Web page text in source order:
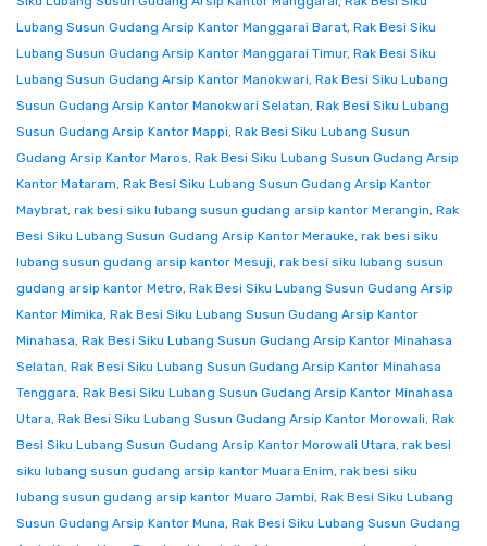
Lubang Susun Gudang Arsip Kantor Manggarai Barat, Rak Besi Siku
Lubang Susun Gudang Arsip Kantor Manggarai Timur, Rak Besi Siku
Lubang Susun Gudang Arsip Kantor Manokwari, Rak Besi Siku Lubang
Susun Gudang Arsip Kantor Manokwari Selatan, Rak Besi Siku Lubang
Susun Gudang Arsip Kantor Mappi, Rak Besi Siku Lubang Susun
Gudang Arsip Kantor Maros, Rak Besi Siku Lubang Susun Gudang Arsip
Kantor Mataram, Rak Besi Siku Lubang Susun Gudang Arsip Kantor
Maybrat, rak besi siku lubang susun gudang arsip kantor Merangin, Rak
Besi Siku Lubang Susun Gudang Arsip Kantor Merauke, rak besi siku
lubang susun gudang arsip kantor Mesuji, rak besi siku lubang susun
gudang arsip kantor Metro, Rak Besi Siku Lubang Susun Gudang Arsip
Kantor Mimika, Rak Besi Siku Lubang Susun Gudang Arsip Kantor
Minahasa, Rak Besi Siku Lubang Susun Gudang Arsip Kantor Minahasa
Selatan, Rak Besi Siku Lubang Susun Gudang Arsip Kantor Minahasa
Tenggara, Rak Besi Siku Lubang Susun Gudang Arsip Kantor Minahasa
Utara, Rak Besi Siku Lubang Susun Gudang Arsip Kantor Morowali, Rak
Besi Siku Lubang Susun Gudang Arsip Kantor Morowali Utara, rak besi
siku lubang susun gudang arsip kantor Muara Enim, rak besi siku
lubang susun gudang arsip kantor Muaro Jambi, Rak Besi Siku Lubang
Susun Gudang Arsip Kantor Muna, Rak Besi Siku Lubang Susun Gudang